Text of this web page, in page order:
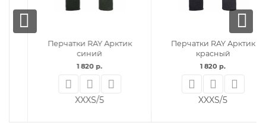
Перчатки RAY Арктик
синий
1 820 р.
XXXS/5
Перчатки RAY Арктик
красный
1 820 р.
XXXS/5